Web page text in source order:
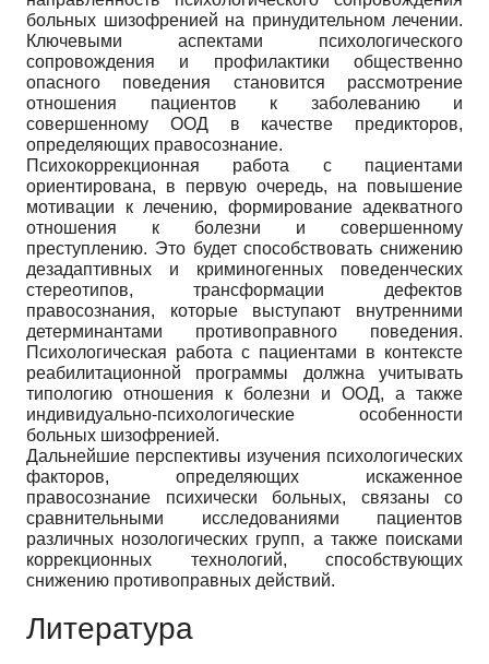
больных шизофренией на принудительном лечении.
Ключевыми аспектами психологического
сопровождения и профилактики общественно
опасного поведения становится рассмотрение
отношения пациентов к заболеванию и
совершенному ООД в качестве предикторов,
определяющих правосознание.
Психокоррекционная работа с пациентами
ориентирована, в первую очередь, на повышение
мотивации к лечению, формирование адекватного
отношения к болезни и совершенному
преступлению. Это будет способствовать снижению
дезадаптивных и криминогенных поведенческих
стереотипов, трансформации дефектов
правосознания, которые выступают внутренними
детерминантами противоправного поведения.
Психологическая работа с пациентами в контексте
реабилитационной программы должна учитывать
типологию отношения к болезни и ООД, а также
индивидуально-психологические особенности
больных шизофренией.
Дальнейшие перспективы изучения психологических
факторов, определяющих искаженное
правосознание психически больных, связаны со
сравнительными исследованиями пациентов
различных нозологических групп, а также поисками
коррекционных технологий, способствующих
снижению противоправных действий.
Литература